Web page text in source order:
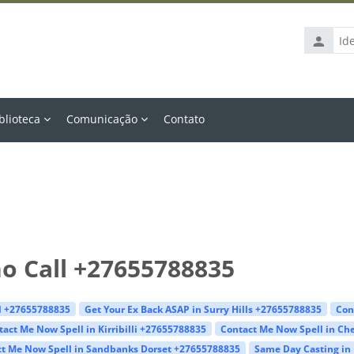
de
Comunicação Contato
Call +27655788835
Get Your Ex Back ASAP in Surry Hills +27655788835
Me Now Spell in Kirribilli +27655788835
Contact Me Now Spell in
Me Now Spell in Sandbanks Dorset +27655788835
Same Day Casting